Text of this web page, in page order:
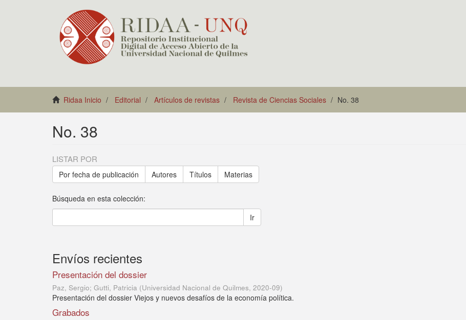
Ridaa Inicio Editorial Artículos de revistas Revista de Ciencias Sociales No. 38
No. 38
LISTAR POR
Por fecha de publicación Autores Títulos Materias
Búsqueda en esta colección:
Ir
Envíos recientes
Presentación del dossier
Paz, Sergio; Gutti, Patricia (Universidad Nacional de Quilmes, 2020-09)
Presentación del dossier Viejos y nuevos desafíos de la economía política.
Grabados